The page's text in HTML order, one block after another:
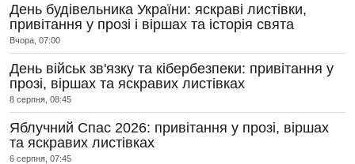
День будівельника України: яскраві листівки,
привітання у прозі і віршах та історія свята
Вчора, 07:00
День військ зв'язку та кібербезпеки: привітання у
прозі, віршах та яскравих листівках
8 серпня, 08:45
Яблучний Спас 2026: привітання у прозі, віршах
та яскравих листівках
6 серпня, 07:45